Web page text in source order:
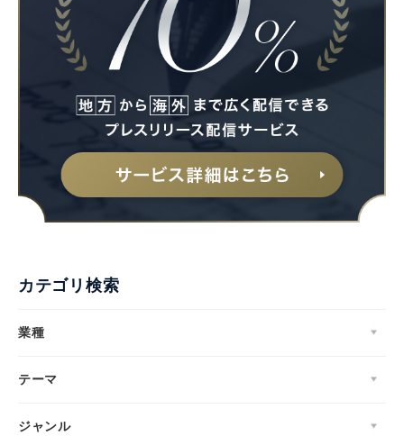
カテゴリ検索
業種
テーマ
ジャンル